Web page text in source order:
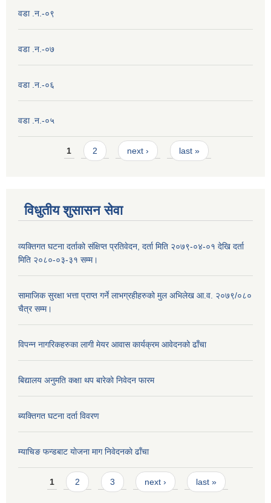
वडा .न.-०९
वडा .न.-०७
वडा .न.-०६
वडा .न.-०५
Pages1 2 next › last »
विधुतीय शुसासन सेवा
व्यक्तिगत घटना दर्ताको संक्षिप्त प्रतिवेदन, दर्ता मिति २०७९-०४-०१ देखि दर्ता
मिति २०८०-०३-३१ सम्म।
सामाजिक सुरक्षा भत्ता प्राप्त गर्ने लाभग्रहीहरुको मुल अभिलेख आ.व. २०७९/०८०
चैत्र सम्म।
विपन्न नागरिकहरुका लागी मेयर आवास कार्यक्रम आवेदनको ढाँचा
बिद्यालय अनुमति कक्षा थप बारेकाे निवेदन फारम
ब्यक्तिगत घटना दर्ता विवरण
म्याचिङ फन्डबाट याेजना माग निवेदनकाे ढाँचा
Pages
1 2 3 next › last »